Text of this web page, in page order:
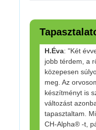
H.Éva: "Két
jobb térdem, a
közepesen
meg. Az
készítményt is
változást
tapasztaltam.
CH-Alpha® -t,